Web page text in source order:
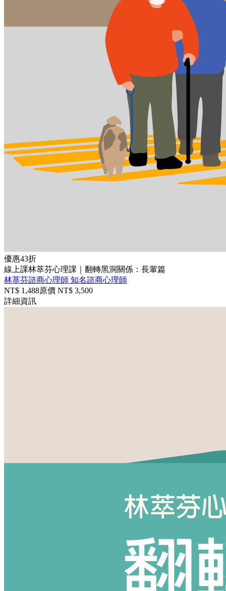
優惠43折
線上課林萃芬心理課｜翻轉黑洞關係：長輩篇
林萃芬諮商心理師 知名諮商心理師
NT$ 1,488原價 NT$ 3,500
詳細資訊